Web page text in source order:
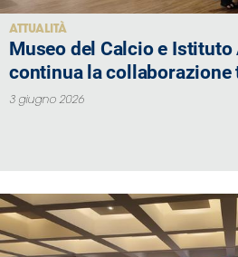
ATTUALITÀ
Museo del Calcio e Istituto
continua la collaborazione
3 giugno 2026